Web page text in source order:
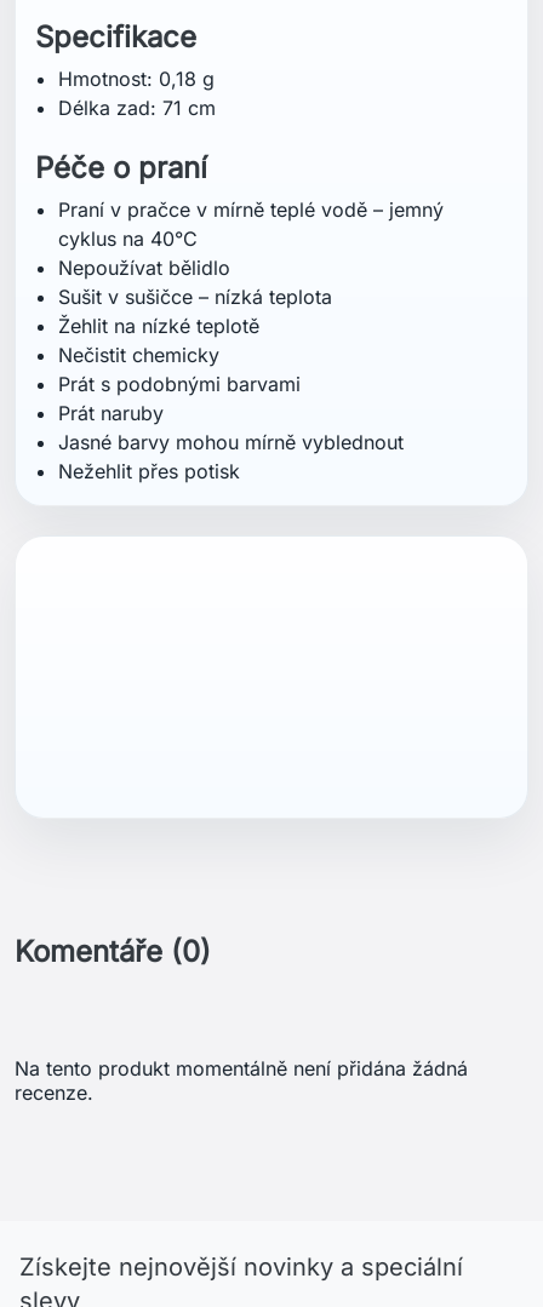
Specifikace
Hmotnost: 0,18 g
Délka zad: 71 cm
Péče o praní
Praní v pračce v mírně teplé vodě – jemný
cyklus na 40°C
Nepoužívat bělidlo
Sušit v sušičce – nízká teplota
Žehlit na nízké teplotě
Nečistit chemicky
Prát s podobnými barvami
Prát naruby
Jasné barvy mohou mírně vyblednout
Nežehlit přes potisk
Komentáře (0)
Na tento produkt momentálně není přidána žádná
recenze.
Získejte nejnovější novinky a speciální